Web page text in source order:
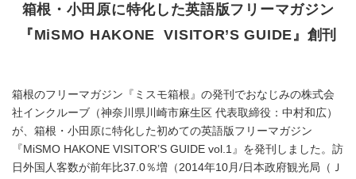
箱根・小田原に特化した英語版フリーマガジン
『MiSMO HAKONE VISITOR’S GUIDE』創刊
箱根のフリーマガジン『ミスモ箱根』の発刊でおなじみの株式会
社インクルーブ（神奈川県川崎市麻生区 代表取締役：中村和広）
が、箱根・小田原に特化した初めての英語版フリーマガジン
『MiSMO HAKONE VISITOR’S GUIDE vol.1』を発刊しました。訪
日外国人客数が前年比37.0％増（2014年10月/日本政府観光局（Ｊ